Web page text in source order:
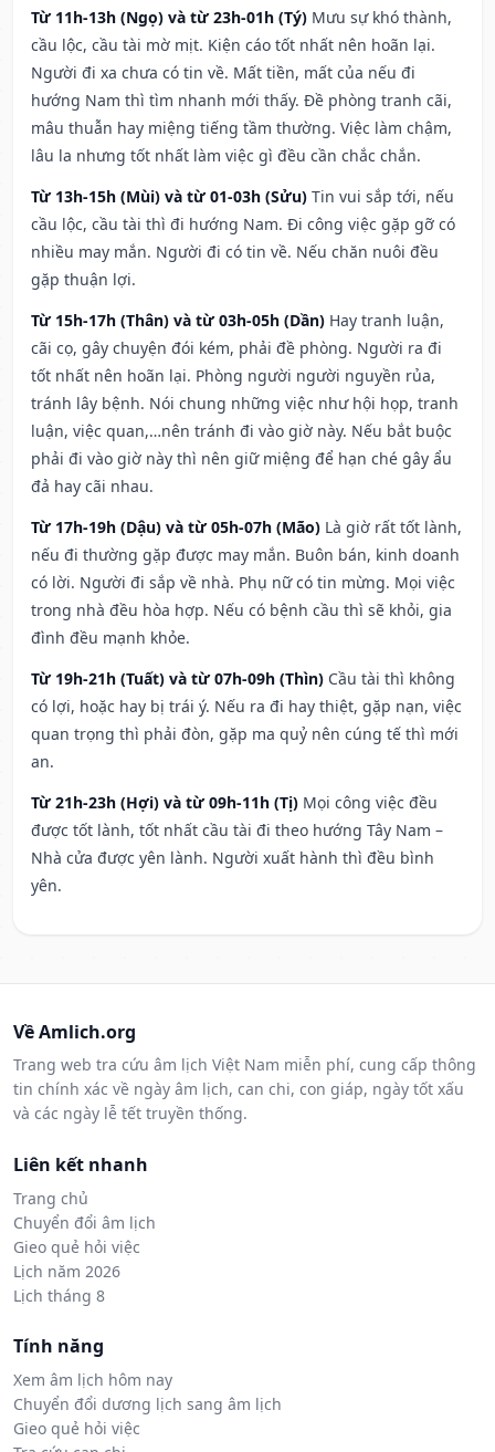
Từ 11h-13h (Ngọ) và từ 23h-01h (Tý) Mưu sự khó thành,
cầu lộc, cầu tài mờ mịt. Kiện cáo tốt nhất nên hoãn lại.
Người đi xa chưa có tin về. Mất tiền, mất của nếu đi
hướng Nam thì tìm nhanh mới thấy. Đề phòng tranh cãi,
mâu thuẫn hay miệng tiếng tầm thường. Việc làm chậm,
lâu la nhưng tốt nhất làm việc gì đều cần chắc chắn.
Từ 13h-15h (Mùi) và từ 01-03h (Sửu) Tin vui sắp tới, nếu
cầu lộc, cầu tài thì đi hướng Nam. Đi công việc gặp gỡ có
nhiều may mắn. Người đi có tin về. Nếu chăn nuôi đều
gặp thuận lợi.
Từ 15h-17h (Thân) và từ 03h-05h (Dần) Hay tranh luận,
cãi cọ, gây chuyện đói kém, phải đề phòng. Người ra đi
tốt nhất nên hoãn lại. Phòng người người nguyền rủa,
tránh lây bệnh. Nói chung những việc như hội họp, tranh
luận, việc quan,…nên tránh đi vào giờ này. Nếu bắt buộc
phải đi vào giờ này thì nên giữ miệng để hạn ché gây ẩu
đả hay cãi nhau.
Từ 17h-19h (Dậu) và từ 05h-07h (Mão) Là giờ rất tốt lành,
nếu đi thường gặp được may mắn. Buôn bán, kinh doanh
có lời. Người đi sắp về nhà. Phụ nữ có tin mừng. Mọi việc
trong nhà đều hòa hợp. Nếu có bệnh cầu thì sẽ khỏi, gia
đình đều mạnh khỏe.
Từ 19h-21h (Tuất) và từ 07h-09h (Thìn) Cầu tài thì không
có lợi, hoặc hay bị trái ý. Nếu ra đi hay thiệt, gặp nạn, việc
quan trọng thì phải đòn, gặp ma quỷ nên cúng tế thì mới
an.
Từ 21h-23h (Hợi) và từ 09h-11h (Tị) Mọi công việc đều
được tốt lành, tốt nhất cầu tài đi theo hướng Tây Nam –
Nhà cửa được yên lành. Người xuất hành thì đều bình
yên.
Về Amlich.org
Trang web tra cứu âm lịch Việt Nam miễn phí, cung cấp thông
tin chính xác về ngày âm lịch, can chi, con giáp, ngày tốt xấu
và các ngày lễ tết truyền thống.
Liên kết nhanh
Trang chủ
Chuyển đổi âm lịch
Gieo quẻ hỏi việc
Lịch năm 2026
Lịch tháng 8
Tính năng
Xem âm lịch hôm nay
Chuyển đổi dương lịch sang âm lịch
Gieo quẻ hỏi việc